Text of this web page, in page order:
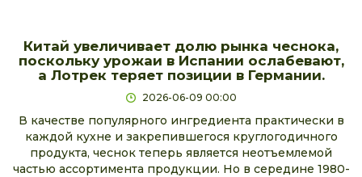
Китай увеличивает долю рынка чеснока,
поскольку урожаи в Испании ослабевают,
а Лотрек теряет позиции в Германии.
2026-06-09 00:00
В качестве популярного ингредиента практически в
каждой кухне и закрепившегося круглогодичного
продукта, чеснок теперь является неотъемлемой
частью ассортимента продукции. Но в середине 1980-